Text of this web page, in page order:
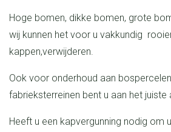
Hoge bomen, dikke bomen, grote
wij kunnen het voor u vakkundig
kappen,verwijderen.
Ook voor onderhoud aan
fabrieksterreinen bent u aan het juiste
Heeft u een kapvergunning nodig om